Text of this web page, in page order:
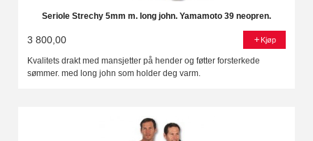
Seriole Strechy 5mm m. long john. Yamamoto 39 neopren.
3 800,00 Kjøp
Kvalitets drakt med mansjetter på hender og føtter forsterkede
sømmer. med long john som holder deg varm.